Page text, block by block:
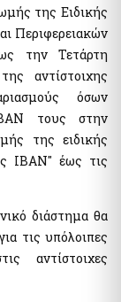
Center
systems
access to
to the Local
affected
της Ειδικής
Περιφερειακών
την Τετάρτη
αντίστοιχης
όσων
τους στην
της ειδικής
ΙΒΑΝ" έως τις
διάστημα θα
τις υπόλοιπες
αντίστοιχες